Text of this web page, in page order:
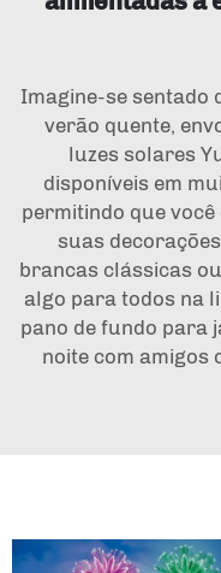
Imagine-se sentado
verão quente,
luzes solares
disponíveis em
permitindo que
suas
brancas clássicas
algo para todos na
pano de fundo para
noite com amigos